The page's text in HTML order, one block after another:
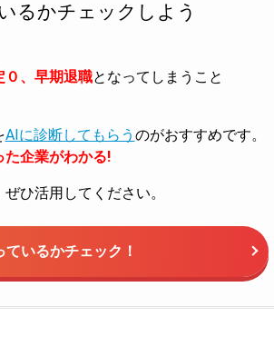
るかチェックしよう
０、早期退職となってしまうこと
AIに診断してもらう のがおすすめです。
企業がわかる!
ひ活用してください。
いるかチェック！